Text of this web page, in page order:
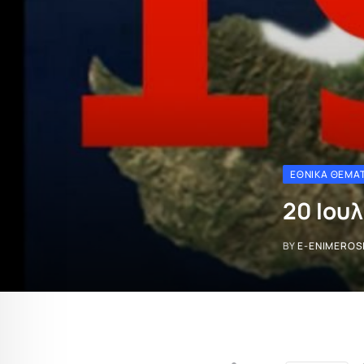
ΕΘΝΙΚΆ
20
BYE-ENIMEROSI